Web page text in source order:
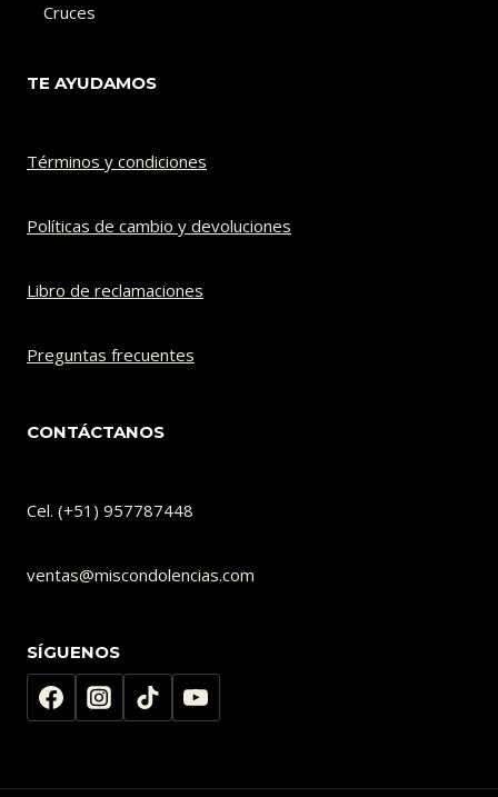
Cruces
TE AYUDAMOS
Términos y condiciones
Políticas de cambio y devoluciones​
Libro de reclamaciones
Preguntas frecuentes
CONTÁCTANOS
Cel. (+51) 957787448
ventas@miscondolencias.com
SÍGUENOS